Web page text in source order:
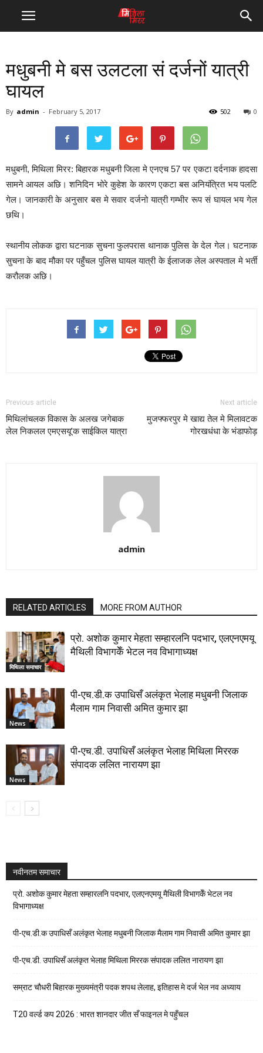
मधुबनी मे बस उलटला सं दर्जनों यात्री
घायल
By admin - February 5, 2017 0
502
मधुबनी, मिथिला मिरर: बिहारक मधुबनी जिला मे एनएच 57 पर एकटा दर्दनाक हादसा
सामने आयल अछि। शनिदिन भोरे कुहेश के कारण एकटा बस अनियंत्रित भय पलटि
गेल। जानकारी के अनुसार बस मे सवार दर्जनो यात्री गम्भीर रूप सं घायल भय गेल
छथि।
स्थानीय लोकक द्वारा घटनाक सुचना फुलपरास थानाक पुलिस के देल गेल। घटनाक
सुचना के बाद मौका पर पहुँचल पुलिस घायल यात्री के ईलाजक लेल अस्पताल मे भर्ती
करौलक अछि।
Previous article
मिथिलांचलक विकास के अलख जगेबाक
लेल निकलल एमएसयू’क साईकिल यात्रा
Next article
मुजफ्फरपुर मे खाद्य तेल मे मिलावटक
गोरखधंधा के भंडाफोड़
admin
RELATED ARTICLES MORE FROM AUTHOR
मिथिला समाचार
प्रो. अशोक कुमार मेहता सम्हारलनि पदभार, एलएनएमयू
मैथिली विभागकेँ भेटल नव विभागाध्यक्ष
News
पी-एच.डी.क उपाधिसँ अलंकृत भेलाह मधुबनी जिलाक
मैलाम गाम निवासी अमित कुमार झा
News
पी-एच.डी. उपाधिसँ अलंकृत भेलाह मिथिला मिररक
संपादक ललित नारायण झा
नवीनतम समाचार
प्रो. अशोक कुमार मेहता सम्हारलनि पदभार, एलएनएमयू मैथिली विभागकेँ भेटल नव
विभागाध्यक्ष
पी-एच.डी.क उपाधिसँ अलंकृत भेलाह मधुबनी जिलाक मैलाम गाम निवासी अमित कुमार झा
पी-एच.डी. उपाधिसँ अलंकृत भेलाह मिथिला मिररक संपादक ललित नारायण झा
सम्राट चौधरी बिहारक मुख्यमंत्री पदक शपथ लेलाह, इतिहास मे दर्ज भेल नव अध्याय
T20 वर्ल्ड कप 2026 : भारत शानदार जीत सँ फाइनल मे पहुँचल